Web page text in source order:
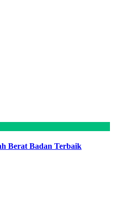
Berat Badan Terbaik